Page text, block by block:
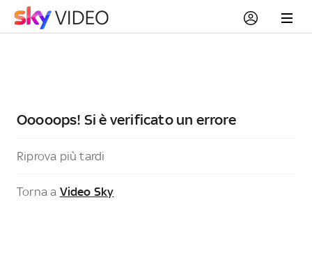
Ooooops! Si è verificato un errore
Riprova più tardi
Torna a Video Sky